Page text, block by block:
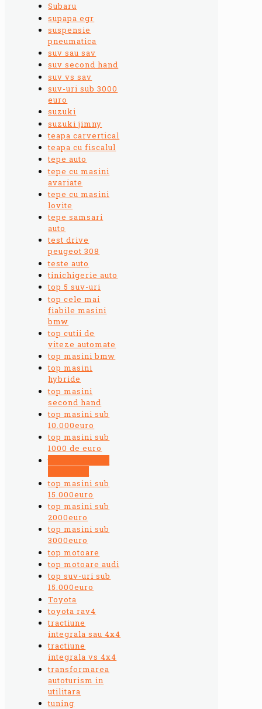
Subaru
supapa egr
suspensie
pneumatica
suv sau sav
suv second hand
suv vs sav
suv-uri sub 3000
euro
suzuki
suzuki jimny
teapa carvertical
teapa cu fiscalul
tepe auto
tepe cu masini
avariate
tepe cu masini
lovite
tepe samsari
auto
test drive
peugeot 308
teste auto
tinichigerie auto
top 5 suv-uri
top cele mai
fiabile masini
bmw
top cutii de
viteze automate
top masini bmw
top masini
hybride
top masini
second hand
top masini sub
10.000euro
top masini sub
1000 de euro
top masini sub
15.000euro
top masini sub
2000euro
top masini sub
3000euro
top motoare
top motoare audi
top suv-uri sub
15.000euro
Toyota
toyota rav4
tractiune
integrala sau 4x4
tractiune
integrala vs 4x4
transformarea
autoturism in
utilitara
tuning